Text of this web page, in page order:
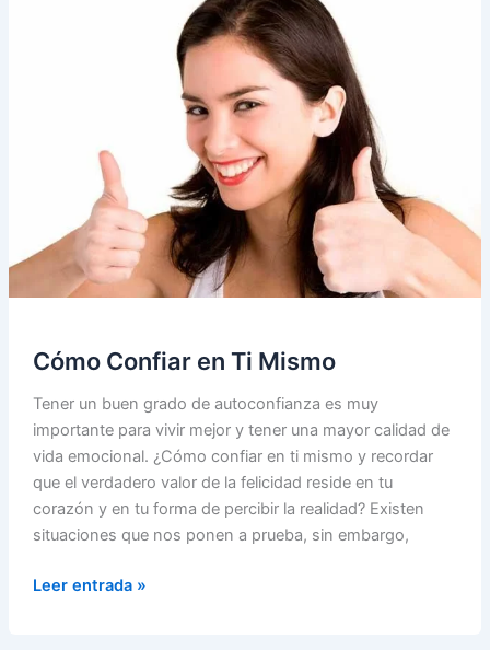
Cómo Confiar en Ti Mismo
Tener un buen grado de autoconfianza es muy
importante para vivir mejor y tener una mayor calidad de
vida emocional. ¿Cómo confiar en ti mismo y recordar
que el verdadero valor de la felicidad reside en tu
corazón y en tu forma de percibir la realidad? Existen
situaciones que nos ponen a prueba, sin embargo,
Cómo
Leer entrada »